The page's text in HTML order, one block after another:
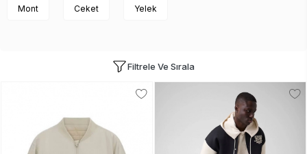
Mont Ceket Yelek
Filtrele Ve Sırala